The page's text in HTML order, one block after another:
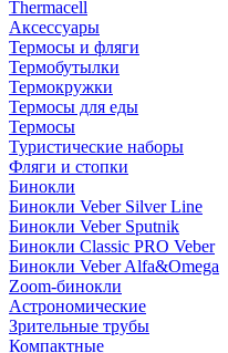
Thermacell
Аксессуары
Термосы и фляги
Термобутылки
Термокружки
Термосы для еды
Термосы
Туристические наборы
Фляги и стопки
Бинокли
Бинокли Veber Silver Line
Бинокли Veber Sputnik
Бинокли Classic PRO Veber
Бинокли Veber Alfa&Omega
Zoom-бинокли
Астрономические
Зрительные трубы
Компактные